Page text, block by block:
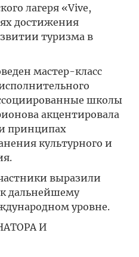
лагеря «Vive,
достижения
туризма в
мастер-класс
школы
акцентировала
принципах
культурного и
выразили
дальнейшему
уровне.
И